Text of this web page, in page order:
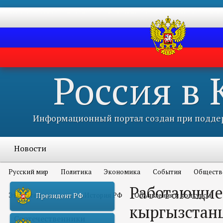
Россия в
Информационный портал создан при
Новости
Русский мир Политика Экономика События
Это интересно всем История РФ Объявления и конкурсы
Соотечественники
Президент РФ